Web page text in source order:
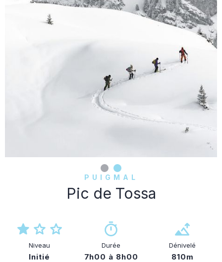
PUIGMAL
Pic de Tossa
Niveau
Initié
Durée
7h00 à 8h00
Dénivelé
810m